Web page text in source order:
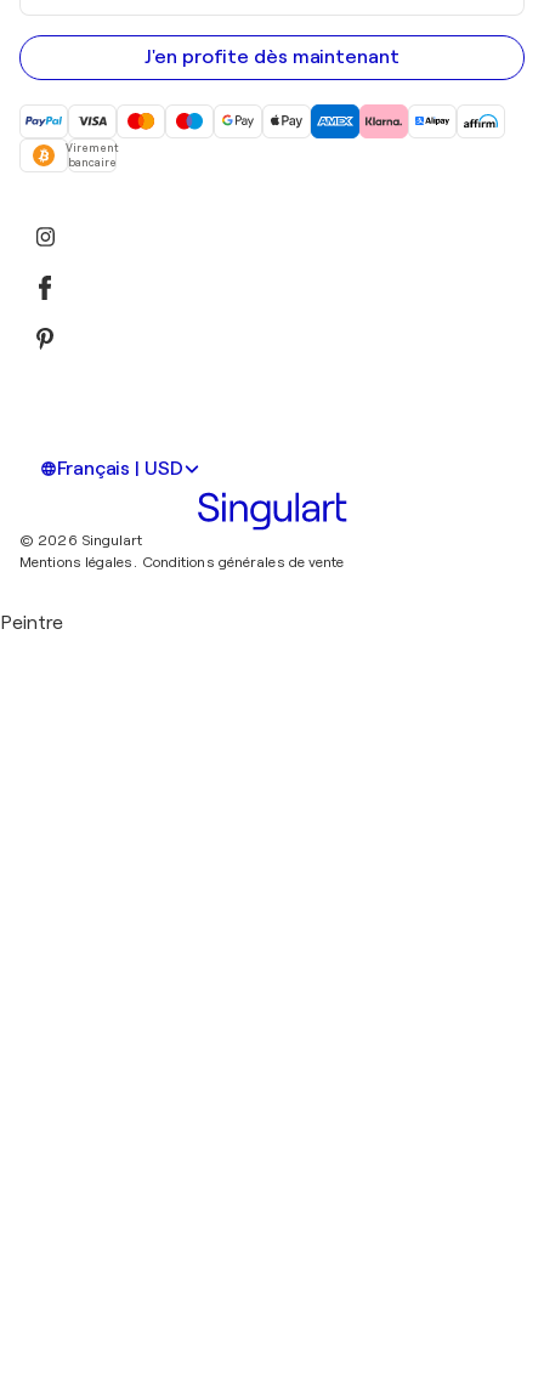
adresse
e-
mail
J'en profite dès maintenant
Virement
bancaire
Français | USD
© 2026 Singulart
Mentions légales. Conditions générales de vente
Peintre